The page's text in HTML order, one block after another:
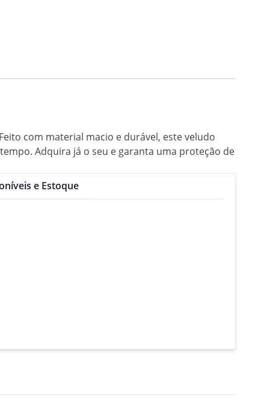
com material macio e durável, este veludo
Adquira já o seu e garanta uma proteção de
e Estoque